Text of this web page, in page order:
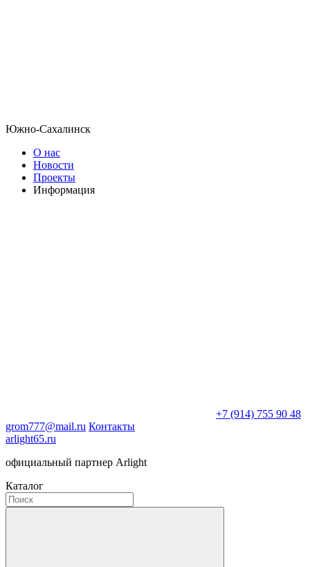
Южно-Сахалинск
О нас
Новости
Проекты
Информация
+7 (914) 755 90 48
grom777@mail.ru Контакты
arlight65.ru
официальный партнер Arlight
Каталог